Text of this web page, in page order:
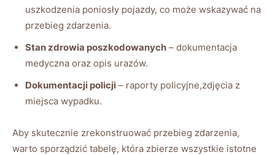
uszkodzenia poniosły pojazdy, co może wskazywać na
przebieg zdarzenia.
Stan zdrowia poszkodowanych – dokumentacja
medyczna oraz opis urazów.
Dokumentacji policji – raporty policyjne,zdjęcia z
miejsca wypadku.
Aby skutecznie zrekonstruować przebieg zdarzenia,
warto sporządzić tabelę, która zbierze wszystkie istotne